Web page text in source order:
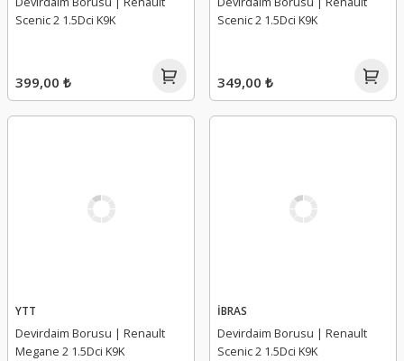
Scenic 2 1.5Dci K9K
399,00 ₺
Scenic 2 1.5Dci K9K
349,00 ₺
YTT
Devirdaim Borusu | Renault
Megane 2 1.5Dci K9K
İBRAS
Devirdaim Borusu | Renault
Scenic 2 1.5Dci K9K